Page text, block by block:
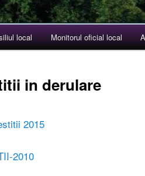
local Monitorul oficial local
in derulare
2015
2010